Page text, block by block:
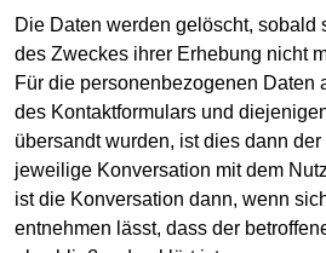
Die Daten werden gelöscht, sobald
des Zweckes ihrer Erhebung nicht
Für die personenbezogenen Daten
des Kontaktformulars und
übersandt wurden, ist dies dann
jeweilige Konversation mit dem
ist die Konversation dann, wenn
entnehmen lässt, dass der